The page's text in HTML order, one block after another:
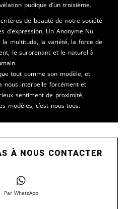
pudique d’un troisième.
de beauté de notre société
d’expression, Un Anonyme Nu
la multitude, la variété, la force de
le surprenant et le naturel à
tout comme son modèle, et
nous interpelle forcément et
sentiment de proximité,
modèles, c’est nous tous.
À NOUS CONTACTER
Par WhatsApp